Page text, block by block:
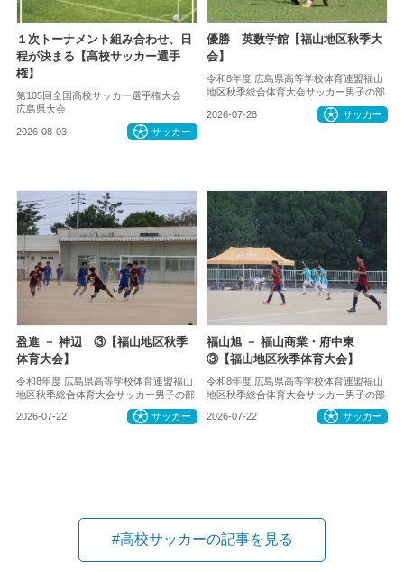
１次トーナメント組み合わせ、日
程が決まる【高校サッカー選手
権】
第105回全国高校サッカー選手権大会
広島県大会
2026-08-03 サッカー
優勝 英数学館【福山地区秋季大
会】
令和8年度 広島県高等学校体育連盟福山
地区秋季総合体育大会サッカー男子の部
2026-07-28 サッカー
盈進 － 神辺 ③【福山地区秋季
体育大会】
令和8年度 広島県高等学校体育連盟福山
地区秋季総合体育大会サッカー男子の部
2026-07-22 サッカー
福山旭 － 福山商業・府中東
③【福山地区秋季体育大会】
令和8年度 広島県高等学校体育連盟福山
地区秋季総合体育大会サッカー男子の部
2026-07-22 サッカー
#高校サッカーの記事を見る